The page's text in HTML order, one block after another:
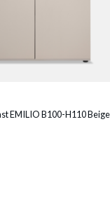
EMILIO B100-H110 Beige